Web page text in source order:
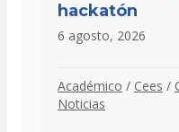
hackatón
6 agosto, 2026
Académico / Cees /
Noticias